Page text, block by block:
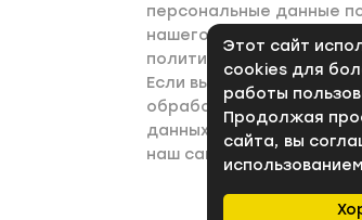
Этот сайт
cookies для
работы
Продолжая
сайта, вы
персональные данные
нашего сайта в
политикой
Если вы не даете
обработку своих
данных, вам необходимо
наш сайт.